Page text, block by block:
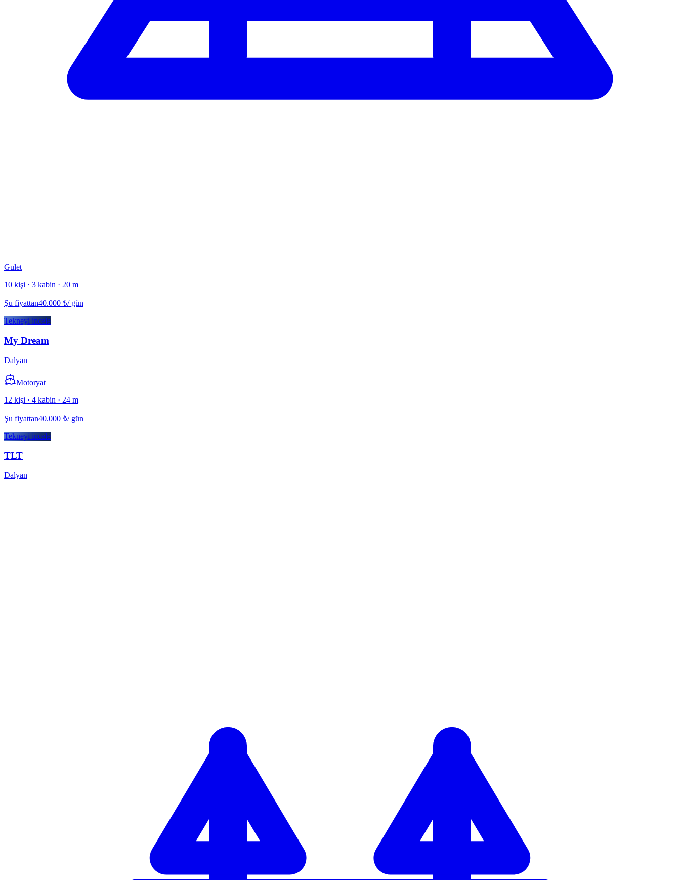
Gulet
10 kişi · 3 kabin · 20 m
Şu fiyattan40.000 ₺/ gün
Tekneyi incele
My Dream
Dalyan
Motoryat
12 kişi · 4 kabin · 24 m
Şu fiyattan40.000 ₺/ gün
Tekneyi incele
TLT
Dalyan